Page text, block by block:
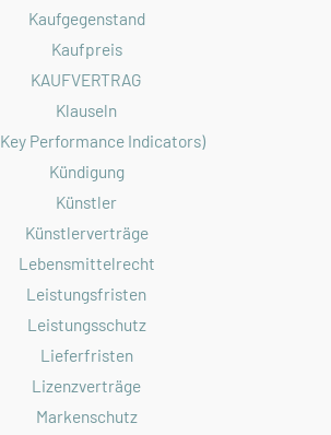
Kaufgegenstand
Kaufpreis
KAUFVERTRAG
Klauseln
Performance Indicators)
Kündigung
Künstler
Künstlerverträge
Lebensmittelrecht
Leistungsfristen
Leistungsschutz
Lieferfristen
Lizenzverträge
Markenschutz